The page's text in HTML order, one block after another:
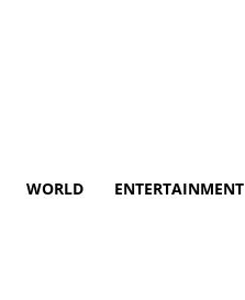
WORLD ENTERTAINMENT